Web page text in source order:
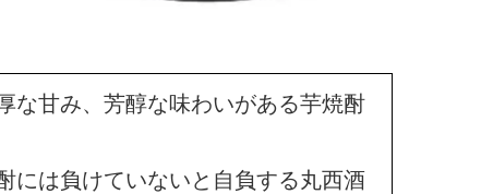
な甘み、芳醇な味わいがある芋焼酎
には負けていないと自負する丸西酒